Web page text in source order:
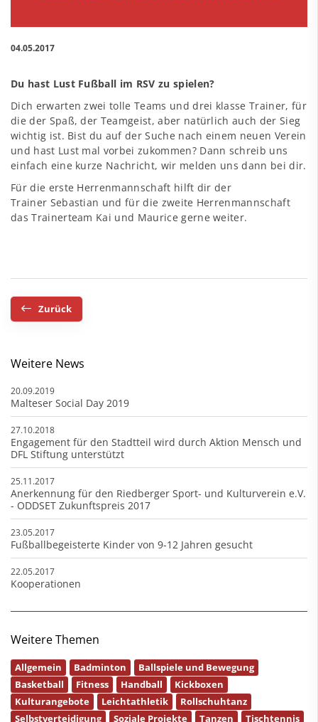
04.05.2017
Du hast Lust Fußball im RSV zu spielen?
Dich erwarten zwei tolle Teams und drei klasse Trainer, für
die der Spaß, der Teamgeist, aber natürlich auch der Sieg
wichtig ist. Bist du auf der Suche nach einem neuen Verein
und hast Lust mal vorbei zukommen? Dann schreib uns
einfach eine kurze Nachricht, wir melden uns dann bei dir.
Für die erste Herrenmannschaft hilft dir der
Trainer Sebastian und für die zweite Herrenmannschaft
das Trainerteam Kai und Maurice gerne weiter.
Zurück
Weitere News
20.09.2019
Malteser Social Day 2019
27.10.2018
Engagement für den Stadtteil wird durch Aktion Mensch und
DFL Stiftung unterstützt
25.11.2017
Anerkennung für den Riedberger Sport- und Kulturverein e.V.
- ODDSET Zukunftspreis 2017
23.05.2017
Fußballbegeisterte Kinder von 9-12 Jahren gesucht
22.05.2017
Kooperationen
Weitere Themen
Allgemein Badminton
Ballspiele und Bewegung
Basketball
Fitness Handball
Kickboxen
Kulturangebote
Leichtathletik
Rollschuhtanz
Selbstverteidigung
Soziale Projekte Tanzen Tischtennis